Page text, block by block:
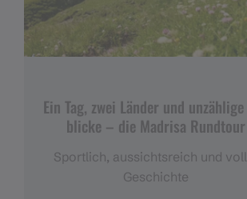
Ein Tag, zwei Länder und
blicke – die Madrisa Rundtour
Sportlich, aussichtsreich und
Geschichte